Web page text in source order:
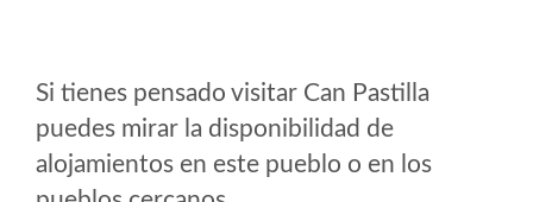
Si tienes pensado visitar Can Pastilla
puedes mirar la disponibilidad de
alojamientos en este pueblo o en los